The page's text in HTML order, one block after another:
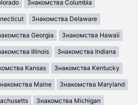
Знакомства Columbia
Знакомства Delaware
Georgia Знакомства Hawaii
Illinois Знакомства Indiana
Kansas Знакомства Kentucky
Maine Знакомства Maryland
Знакомства Michigan